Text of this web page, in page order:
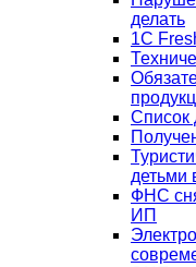
делать
1С
Список
детьми
ФНС
ИП